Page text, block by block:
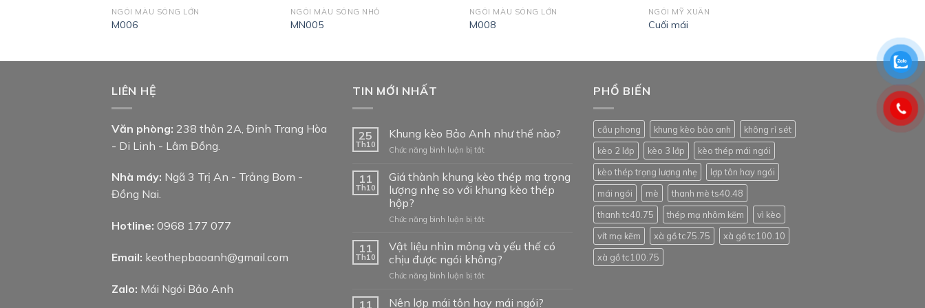
NGÓI MÀU SÓNG LỚN
M006
NGÓI MÀU SÓNG NHỎ
MN005
NGÓI MÀU SÓNG LỚN
M008
NGÓI MỸ XUÂN
Cuối mái
LIÊN HỆ
Văn phòng: 238 thôn 2A, Đinh Trang Hòa
- Di Linh - Lâm Đồng.
Nhà máy: Ngã 3 Trị An - Trảng Bom -
Đồng Nai.
Hotline: 0968 177 077
Email: keothepbaoanh@gmail.com
Zalo: Mái Ngói Bảo Anh
TIN MỚI NHẤT
25
Th10
Khung kèo Bảo Anh như thế nào?
Chức năng bình luận bị tắtở
kèo
Bảo
Anh
thế
11
Th10
Giá thành khung kèo thép mạ trọng
lượng nhẹ so với khung kèo thép
hộp?
Chức năng bình luận bị tắtở
thành
khung
kèo
thép
trọng
11
Th10
Vật liệu nhìn mỏng và yếu thế có
chịu được ngói không?
Chức năng bình luận bị tắtở
11 Nên lợp mái tôn hay mái ngói?
PHỔ BIẾN
cầu phong khung kèo bảo anh
không rỉ sét
kèo 2 lớp
kèo 3 lớp
kèo thép mái ngói
kèo thép trọng lượng nhẹ
lợp tôn hay ngói
mái ngói
mè
thanh mè ts40.48
thanh tc40.75
thép mạ nhôm kẽm
vì kèo
vít mạ kẽm
xà gồ tc75.75
xà gồ tc100.10
xà gồ tc100.75